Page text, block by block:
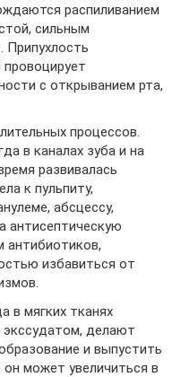
распиливанием
сильным
Припухлость
с открыванием рта,
процессов.
в каналах зуба и на
развивалась
к пульпиту,
абсцессу,
антисептическую
антибиотиков,
избавиться от
в мягких тканях
экссудатом, делают
и выпустить
может увеличиться в